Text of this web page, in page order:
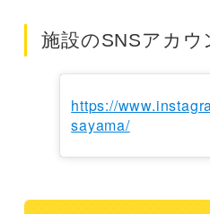
施設のSNSアカウ
https://
sayama/